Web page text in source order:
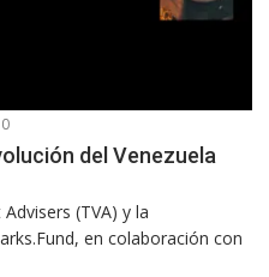
0
del Venezuela
(TVA) y la
en colaboración con